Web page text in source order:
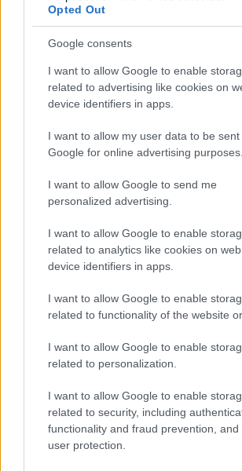
Opted Out
Google consents
I want to allow Google to enable
related to advertising like cookies on
device identifiers in apps.
I want to allow my user data to be sent
Google for online advertising purposes.
I want to allow Google to send me
personalized advertising.
I want to allow Google to enable
related to analytics like cookies on
device identifiers in apps.
I want to allow Google to enable
related to functionality of the website
I want to allow Google to enable
related to personalization.
I want to allow Google to enable
related to security, including
functionality and fraud prevention, and
user protection.
CHI SIAMO CONTATTI PUBBLICITÀ
OTTO CHANNEL